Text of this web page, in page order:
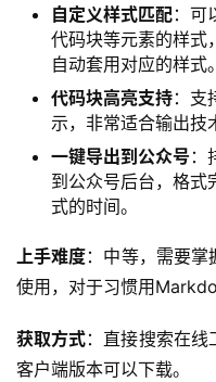
自定义样式匹配：可
代码块等元素的样式
自动套用对应的样式。
代码块高亮支持：支
示，非常适合输出技
一键导出到公众号 ：
到公众号后台，格式
式的时间。
上手难度：中等，需要
使用，对于习惯用
获取方式：直接搜索在
客户端版本可以下载。